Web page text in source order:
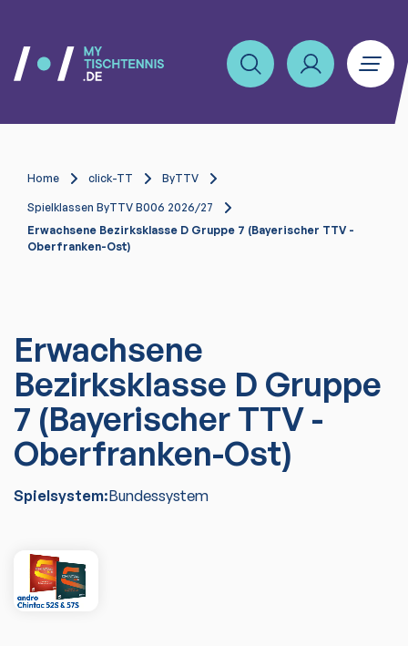
Home click-TT ByTTV
Spielklassen ByTTV B006 2026/27
Erwachsene Bezirksklasse D Gruppe 7 (Bayerischer TTV -
Oberfranken-Ost)
Erwachsene
Bezirksklasse D Gruppe
7 (Bayerischer TTV -
Oberfranken-Ost)
Spielsystem:Bundessystem